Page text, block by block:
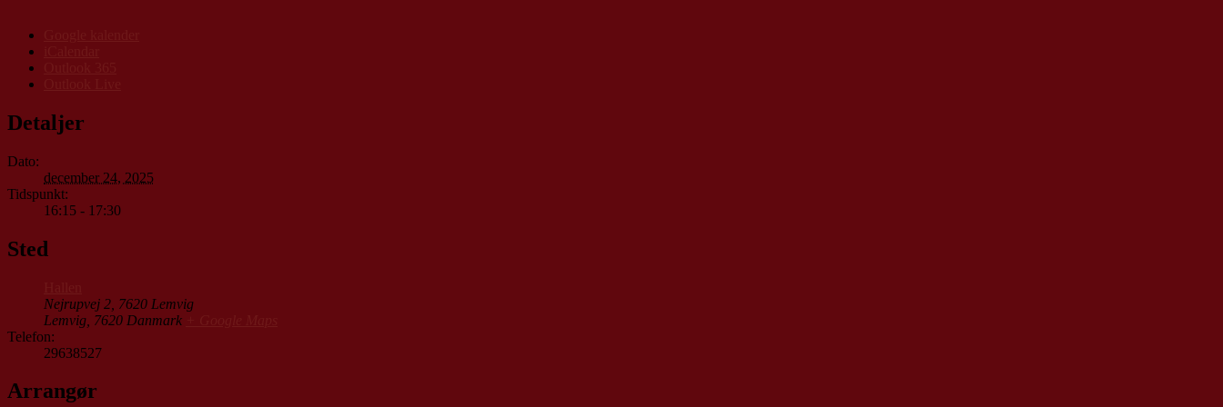
Detaljer
Dato:
december 24, 2025
Tidspunkt:
16:15 - 17:30
Sted
Nejrupvej 2, 7620 Lemvig
Lemvig 7620 Danmark
Telefon:
29638527
Arrangør